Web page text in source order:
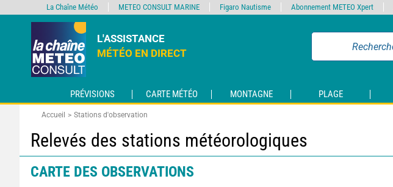
L'ASSISTANCE
MÉTÉO EN DIRECT
PRÉVISIONS CARTE MÉTÉO MONTAGNE PLAGE
Accueil Stations d'observation
Relevés des stations météorologiques
CARTE DES OBSERVATIONS
La Chaîne Météo METEO CONSULT MARINE Figaro Nautisme Abonnement METEO Xpert